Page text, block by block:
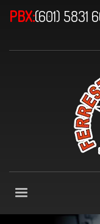
PBX:(601) 5831